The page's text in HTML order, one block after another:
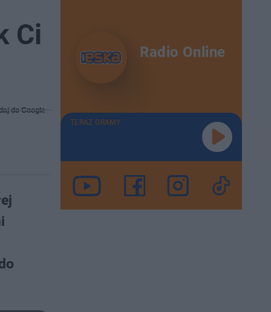
Ci
do Google
Radio Online
TERAZ GRAMY